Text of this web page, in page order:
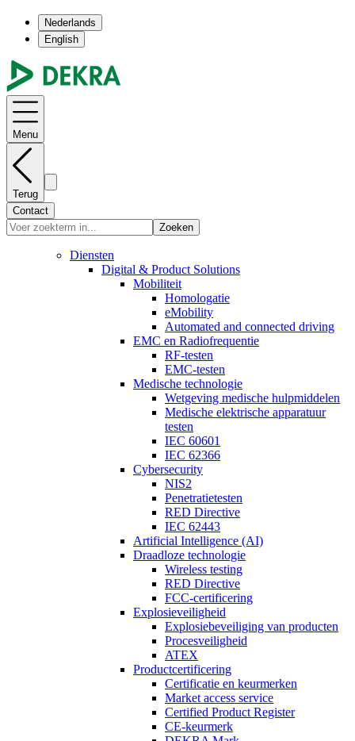
Nederlands
English
Menu
Terug
Contact
Zoeken
Diensten
Digital & Product Solutions
Mobiliteit
Homologatie
eMobility
Automated and connected driving
EMC en Radiofrequentie
RF-testen
EMC-testen
Medische technologie
Wetgeving medische hulpmiddelen
Medische elektrische apparatuur
testen
IEC 60601
IEC 62366
Cybersecurity
NIS2
Penetratietesten
RED Directive
IEC 62443
Artificial Intelligence (AI)
Draadloze technologie
Wireless testing
RED Directive
FCC-certificering
Explosieveiligheid
Explosiebeveiliging van producten
Procesveiligheid
ATEX
Productcertificering
Certificatie en keurmerken
Market access service
Certified Product Register
CE-keurmerk